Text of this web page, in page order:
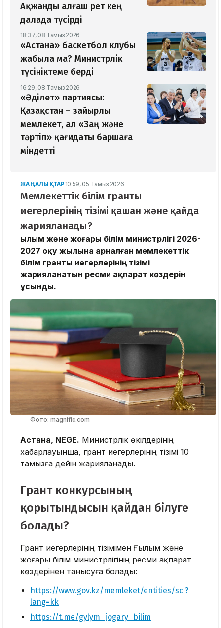
Ақжанды алғаш рет кең
далада түсірді
18:37, 08 Тамыз 2026
«Астана» баскетбол клубы
жабыла ма? Министрлік
түсініктеме берді
16:29, 08 Тамыз 2026
«Әділет» партиясы:
Қазақстан – зайырлы
мемлекет, ал «Заң және
тәртіп» қағидаты баршаға
міндетті
ЖАҢАЛЫҚТАР 10:59, 05 Тамыз 2026
Мемлекеттік білім гранты
иегерлерінің тізімі қашан және қайда
жарияланады?
Ғылым және жоғары білім министрлігі 2026-
2027 оқу жылына арналған мемлекеттік
білім гранты иегерлерінің тізімі
жарияланатын ресми ақпарат көздерін
ұсынды.
Фото: magnific.com
Астана, NEGE. Министрлік өкілдерінің
хабарлауынша, грант иегерлерінің тізімі 10
тамызға дейін жарияланады.
Грант конкурсының
қорытындысын қайдан білуге
болады?
Грант иегерлерінің тізімімен Ғылым және
жоғары білім министрлігінің ресми ақпарат
көздерінен танысуға болады:
https://www.gov.kz/memleket/entities/sci?
lang=kk
https://t.me/gylym_jogary_bilim